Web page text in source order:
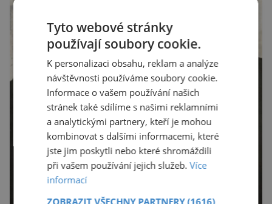
Tyto webové stránky
používají soubory cookie.
K personalizaci obsahu, reklam a analýze
návštěvnosti používáme soubory cookie.
Informace o vašem používání našich
stránek také sdílíme s našimi reklamními
a analytickými partnery, kteří je mohou
kombinovat s dalšími informacemi, které
jste jim poskytli nebo které shromáždili
při vašem používání jejich služeb.Více
informací
ZOBRAZIT VŠECHNY PARTNERY(1616)